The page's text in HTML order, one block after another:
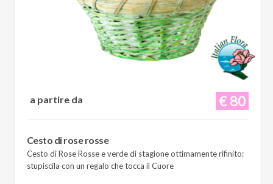
€ 80
a partire da
Cesto di rose rosse
Cesto di Rose Rosse e verde di stagione ottimamente rifinito:
stupiscila con un regalo che tocca il Cuore